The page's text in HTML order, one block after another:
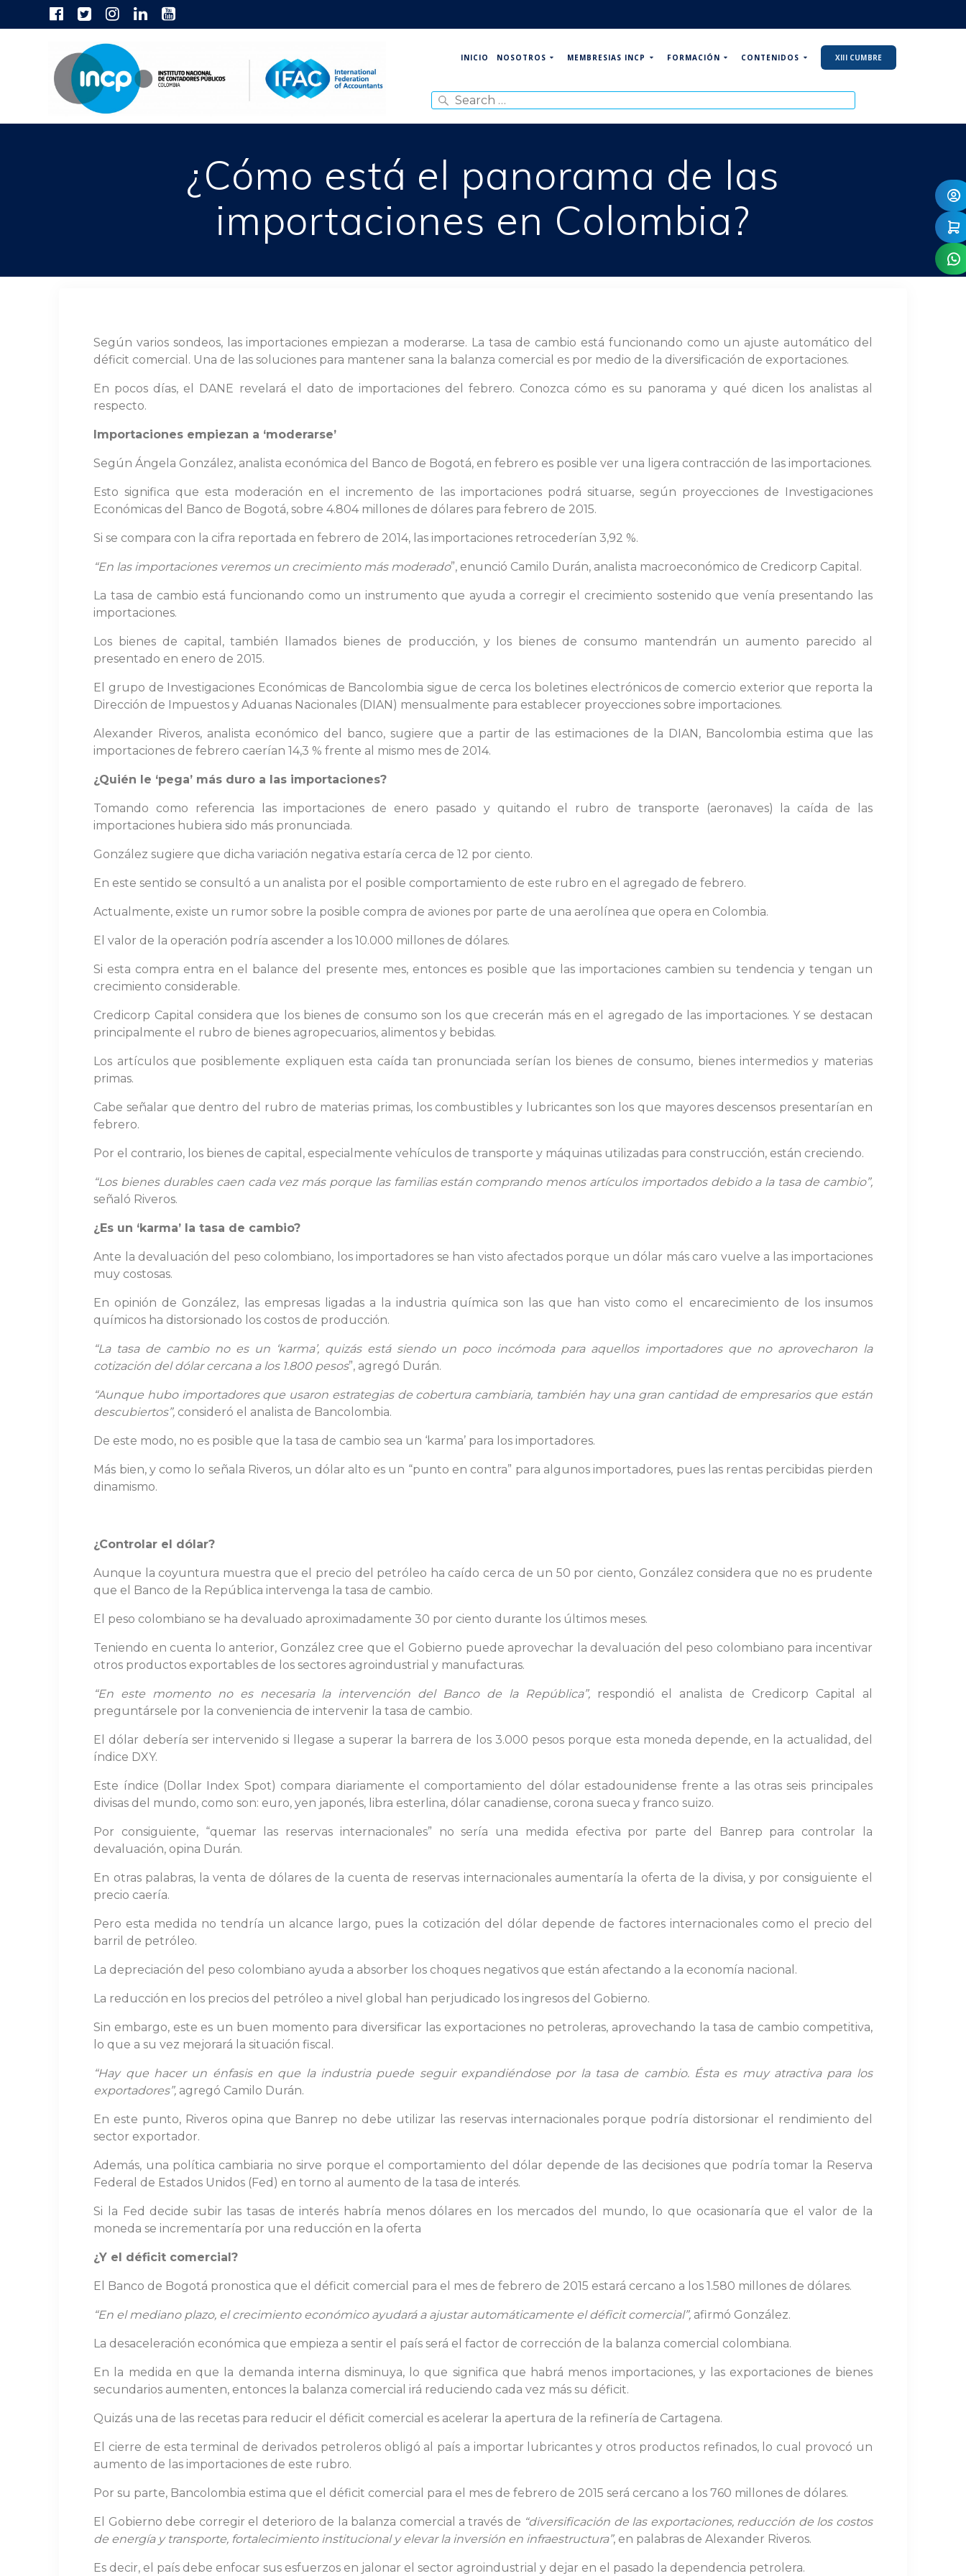
INICIO NOSOTROS MEMBRESIAS INCP FORMACIÓN CONTENIDOS XIII CUMBRE
for:
¿Cómo está el panorama de las
importaciones en Colombia?
Según varios sondeos, las importaciones empiezan a moderarse. La tasa de cambio está funcionando como un ajuste automático del
déficit comercial. Una de las soluciones para mantener sana la balanza comercial es por medio de la diversificación de exportaciones.
En pocos días, el DANE revelará el dato de importaciones del febrero. Conozca cómo es su panorama y qué dicen los analistas al
respecto.
Importaciones empiezan a ‘moderarse’
Según Ángela González, analista económica del Banco de Bogotá, en febrero es posible ver una ligera contracción de las importaciones.
Esto significa que esta moderación en el incremento de las importaciones podrá situarse, según proyecciones de Investigaciones
Económicas del Banco de Bogotá, sobre 4.804 millones de dólares para febrero de 2015.
Si se compara con la cifra reportada en febrero de 2014, las importaciones retrocederían 3,92 %.
“En las importaciones veremos un crecimiento más moderado”, enunció Camilo Durán, analista macroeconómico de Credicorp Capital.
La tasa de cambio está funcionando como un instrumento que ayuda a corregir el crecimiento sostenido que venía presentando las
importaciones.
Los bienes de capital, también llamados bienes de producción, y los bienes de consumo mantendrán un aumento parecido al
presentado en enero de 2015.
El grupo de Investigaciones Económicas de Bancolombia sigue de cerca los boletines electrónicos de comercio exterior que reporta la
Dirección de Impuestos y Aduanas Nacionales (DIAN) mensualmente para establecer proyecciones sobre importaciones.
Alexander Riveros, analista económico del banco, sugiere que a partir de las estimaciones de la DIAN, Bancolombia estima que las
importaciones de febrero caerían 14,3 % frente al mismo mes de 2014.
¿Quién le ‘pega’ más duro a las importaciones?
Tomando como referencia las importaciones de enero pasado y quitando el rubro de transporte (aeronaves) la caída de las
importaciones hubiera sido más pronunciada.
González sugiere que dicha variación negativa estaría cerca de 12 por ciento.
En este sentido se consultó a un analista por el posible comportamiento de este rubro en el agregado de febrero.
Actualmente, existe un rumor sobre la posible compra de aviones por parte de una aerolínea que opera en Colombia.
El valor de la operación podría ascender a los 10.000 millones de dólares.
Si esta compra entra en el balance del presente mes, entonces es posible que las importaciones cambien su tendencia y tengan un
crecimiento considerable.
Credicorp Capital considera que los bienes de consumo son los que crecerán más en el agregado de las importaciones. Y se destacan
principalmente el rubro de bienes agropecuarios, alimentos y bebidas.
Los artículos que posiblemente expliquen esta caída tan pronunciada serían los bienes de consumo, bienes intermedios y materias
primas.
Cabe señalar que dentro del rubro de materias primas, los combustibles y lubricantes son los que mayores descensos presentarían en
febrero.
Por el contrario, los bienes de capital, especialmente vehículos de transporte y máquinas utilizadas para construcción, están creciendo.
“Los bienes durables caen cada vez más porque las familias están comprando menos artículos importados debido a la tasa de cambio”,
señaló Riveros.
¿Es un ‘karma’ la tasa de cambio?
Ante la devaluación del peso colombiano, los importadores se han visto afectados porque un dólar más caro vuelve a las importaciones
muy costosas.
En opinión de González, las empresas ligadas a la industria química son las que han visto como el encarecimiento de los insumos
químicos ha distorsionado los costos de producción.
“La tasa de cambio no es un ‘karma’, quizás está siendo un poco incómoda para aquellos importadores que no aprovecharon la
cotización del dólar cercana a los 1.800 pesos”, agregó Durán.
“Aunque hubo importadores que usaron estrategias de cobertura cambiaria, también hay una gran cantidad de empresarios que están
descubiertos”, consideró el analista de Bancolombia.
De este modo, no es posible que la tasa de cambio sea un ‘karma’ para los importadores.
Más bien, y como lo señala Riveros, un dólar alto es un “punto en contra” para algunos importadores, pues las rentas percibidas pierden
dinamismo.
¿Controlar el dólar?
Aunque la coyuntura muestra que el precio del petróleo ha caído cerca de un 50 por ciento, González considera que no es prudente
que el Banco de la República intervenga la tasa de cambio.
El peso colombiano se ha devaluado aproximadamente 30 por ciento durante los últimos meses.
Teniendo en cuenta lo anterior, González cree que el Gobierno puede aprovechar la devaluación del peso colombiano para incentivar
otros productos exportables de los sectores agroindustrial y manufacturas.
“En este momento no es necesaria la intervención del Banco de la República”,respondió el analista de Credicorp Capital al
preguntársele por la conveniencia de intervenir la tasa de cambio.
El dólar debería ser intervenido si llegase a superar la barrera de los 3.000 pesos porque esta moneda depende, en la actualidad, del
índice DXY.
Este índice (Dollar Index Spot) compara diariamente el comportamiento del dólar estadounidense frente a las otras seis principales
divisas del mundo, como son: euro, yen japonés, libra esterlina, dólar canadiense, corona sueca y franco suizo.
Por consiguiente, “quemar las reservas internacionales” no sería una medida efectiva por parte del Banrep para controlar la
devaluación, opina Durán.
En otras palabras, la venta de dólares de la cuenta de reservas internacionales aumentaría la oferta de la divisa, y por consiguiente el
precio caería.
Pero esta medida no tendría un alcance largo, pues la cotización del dólar depende de factores internacionales como el precio del
barril de petróleo.
La depreciación del peso colombiano ayuda a absorber los choques negativos que están afectando a la economía nacional.
La reducción en los precios del petróleo a nivel global han perjudicado los ingresos del Gobierno.
Sin embargo, este es un buen momento para diversificar las exportaciones no petroleras, aprovechando la tasa de cambio competitiva,
lo que a su vez mejorará la situación fiscal.
“Hay que hacer un énfasis en que la industria puede seguir expandiéndose por la tasa de cambio. Ésta es muy atractiva para los
exportadores”, agregó Camilo Durán.
En este punto, Riveros opina que Banrep no debe utilizar las reservas internacionales porque podría distorsionar el rendimiento del
sector exportador.
Además, una política cambiaria no sirve porque el comportamiento del dólar depende de las decisiones que podría tomar la Reserva
Federal de Estados Unidos (Fed) en torno al aumento de la tasa de interés.
Si la Fed decide subir las tasas de interés habría menos dólares en los mercados del mundo, lo que ocasionaría que el valor de la
moneda se incrementaría por una reducción en la oferta
¿Y el déficit comercial?
El Banco de Bogotá pronostica que el déficit comercial para el mes de febrero de 2015 estará cercano a los 1.580 millones de dólares.
“En el mediano plazo, el crecimiento económico ayudará a ajustar automáticamente el déficit comercial”, afirmó González.
La desaceleración económica que empieza a sentir el país será el factor de corrección de la balanza comercial colombiana.
En la medida en que la demanda interna disminuya, lo que significa que habrá menos importaciones, y las exportaciones de bienes
secundarios aumenten, entonces la balanza comercial irá reduciendo cada vez más su déficit.
Quizás una de las recetas para reducir el déficit comercial es acelerar la apertura de la refinería de Cartagena.
El cierre de esta terminal de derivados petroleros obligó al país a importar lubricantes y otros productos refinados, lo cual provocó un
aumento de las importaciones de este rubro.
Por su parte, Bancolombia estima que el déficit comercial para el mes de febrero de 2015 será cercano a los 760 millones de dólares.
El Gobierno debe corregir el deterioro de la balanza comercial a través de “diversificación de las exportaciones, reducción de los costos
de energía y transporte, fortalecimiento institucional y elevar la inversión en infraestructura”, en palabras de Alexander Riveros.
Es decir, el país debe enfocar sus esfuerzos en jalonar el sector agroindustrial y dejar en el pasado la dependencia petrolera.